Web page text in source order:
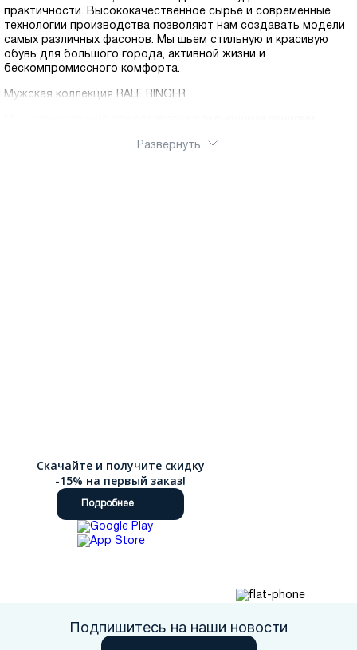
практичности. Высококачественное сырье и современные
технологии производства позволяют нам создавать модели
самых различных фасонов. Мы шьем стильную и красивую
обувь для большого города, активной жизни и
бескомпромиссного комфорта.
Мужская коллекция RALF RINGER
Business – обувь, подразумевающая под собой
Покупка обуви RALF RINGER через интернет
Купить обувь для мужчин в интернет-магазине стало просто,
как никогда. Вам всего лишь нужно выбрать пару из каталога
и сделать заказ онлайн. Размерный ряд, описание и фото
представлены в карточке товара, где также можно
Развернуть
Скачайте и получите скидку
-15% на первый заказ!
Подробнее
Подпишитесь на наши новости